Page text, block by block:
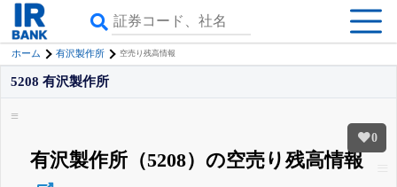
ホーム 有沢製作所 空売り残高情報
0
5208 有沢製作所
有沢製作所（5208）の空売り残高情報